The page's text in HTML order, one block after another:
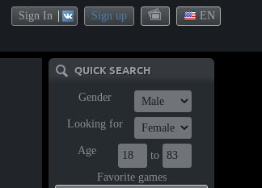
Sign In Sign up EN
QUICK SEARCH
Gender
Looking for
Age
to
Favorite games